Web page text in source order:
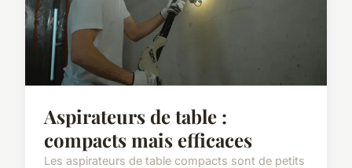
Aspirateurs de table :
compacts mais efficaces
Les aspirateurs de table compacts sont de petits